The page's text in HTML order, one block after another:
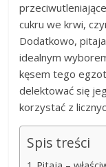
cukru we krwi,
Dodatkowo,
idealnym
kęsem tego
delektować się
korzystać z
Spis treści